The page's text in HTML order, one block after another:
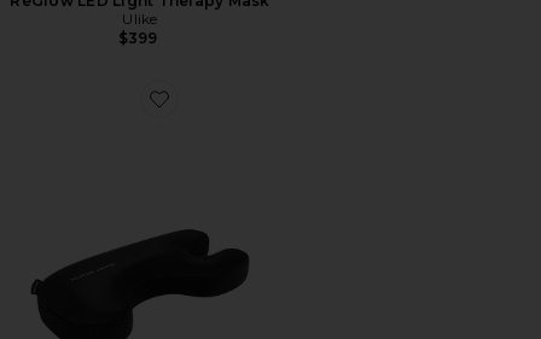
Ulike
$399
Favorite BEAUTY BEAR MEMORY FOAM 枕